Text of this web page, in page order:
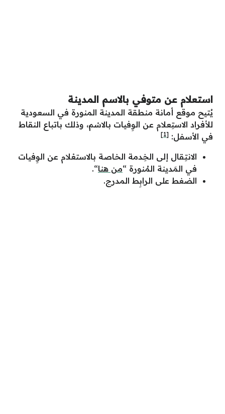
استعلام عن متوفي بالاسم المدينة
يُتيح موقع أمانة منطقة المدينة المنورة في السعودية
للأفراد الاستِعلام عن الوِفيات بالاسْم، وذلك باتباع النقاط
في الأسفل: [1]
الانتِقال إلى الخِدمة الخاصة بالاستعْلام عن الوِفيات
في المَدينة المُنورة “من هنا“.
الضغط على الرابِط المدرج.